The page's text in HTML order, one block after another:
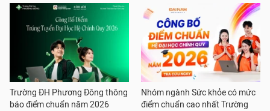
Trường ĐH Phương Đông thông
báo điểm chuẩn năm 2026
Nhóm ngành Sức khỏe có mức
điểm chuẩn cao nhất Trường